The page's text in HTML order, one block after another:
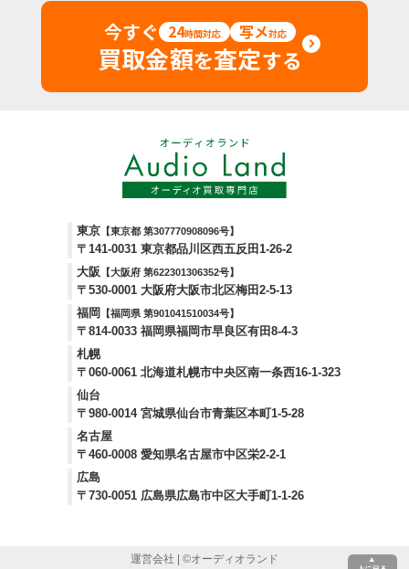
今すぐ 24時間対応 写メ対応
買取金額を査定する
東京 【東京都 第307770908096号】
〒141-0031 東京都品川区西五反田1-26-2
大阪
【大阪府 第622301306352号】
〒530-0001 大阪府大阪市北区梅田2-5-13
福岡
【福岡県 第901041510034号】
〒814-0033 福岡県福岡市早良区有田8-4-3
札幌
〒060-0061 北海道札幌市中央区南一条西16-1-323
仙台
〒980-0014 宮城県仙台市青葉区本町1-5-28
名古屋
〒460-0008 愛知県名古屋市中区栄2-2-1
広島
〒730-0051 広島県広島市中区大手町1-1-26
運営会社 | ©オーディオランド